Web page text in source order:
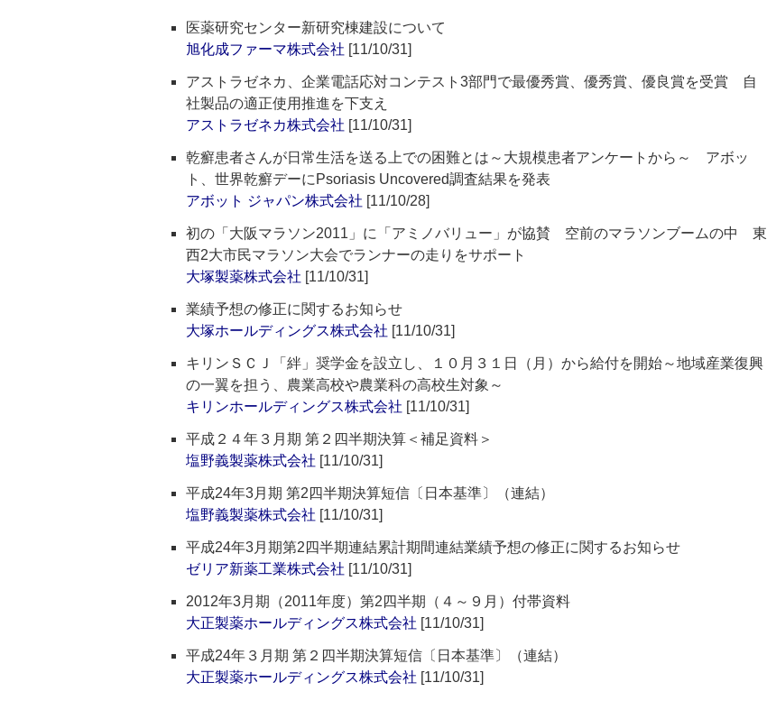
医薬研究センター新研究棟建設について
旭化成ファーマ株式会社 [11/10/31]
アストラゼネカ、企業電話応対コンテスト3部門で最優秀賞、優秀賞、優良賞を受賞 自
社製品の適正使用推進を下支え
アストラゼネカ株式会社 [11/10/31]
乾癬患者さんが日常生活を送る上での困難とは～大規模患者アンケートから～ アボッ
ト、世界乾癬デーにPsoriasis Uncovered調査結果を発表
アボット ジャパン株式会社 [11/10/28]
初の「大阪マラソン2011」に「アミノバリュー」が協賛 空前のマラソンブームの中 東
西2大市民マラソン大会でランナーの走りをサポート
大塚製薬株式会社 [11/10/31]
業績予想の修正に関するお知らせ
大塚ホールディングス株式会社 [11/10/31]
キリンＳＣＪ「絆」奨学金を設立し、１０月３１日（月）から給付を開始～地域産業復興
の一翼を担う、農業高校や農業科の高校生対象～
キリンホールディングス株式会社 [11/10/31]
平成２４年３月期 第２四半期決算＜補足資料＞
塩野義製薬株式会社 [11/10/31]
平成24年3月期 第2四半期決算短信〔日本基準〕（連結）
塩野義製薬株式会社 [11/10/31]
平成24年3月期第2四半期連結累計期間連結業績予想の修正に関するお知らせ
ゼリア新薬工業株式会社 [11/10/31]
2012年3月期（2011年度）第2四半期（４～９月）付帯資料
大正製薬ホールディングス株式会社 [11/10/31]
平成24年３月期 第２四半期決算短信〔日本基準〕（連結）
大正製薬ホールディングス株式会社 [11/10/31]